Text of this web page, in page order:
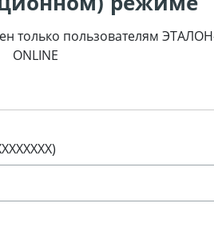
только пользователям
ONLINE